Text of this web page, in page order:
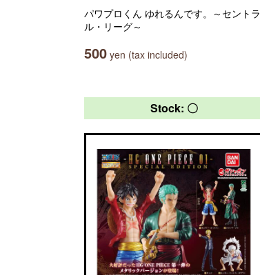
パワプロくん ゆれるんです。～セントラ
ル・リーグ～
500 yen (tax included)
Stock: 〇